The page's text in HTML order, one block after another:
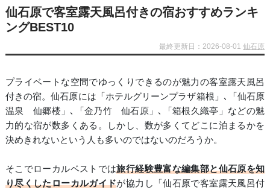
仙石原で客室露天風呂付きの宿おすすめランキ
ングBEST10
最終更新日：2026-08-01仙石原
プライベートな空間でゆっくりできるのが魅力の客室露天風呂
付きの宿。仙石原には「ホテルグリーンプラザ箱根」､「仙石原
温泉 仙郷楼」､「金乃竹 仙石原」､「箱根久織亭」などの魅
力的な宿が数多くある。しかし、数が多くてどこに泊まるかを
決めきれないという人も多いのではないのだろうか。
そこでローカルベストでは旅行経験豊富な編集部と仙石原を知
り尽くしたローカルガイドが協力し「仙石原で客室露天風呂付